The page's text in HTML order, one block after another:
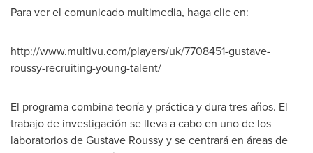
Para ver el comunicado multimedia, haga clic en:
http://www.multivu.com/players/uk/7708451-gustave-
roussy-recruiting-young-talent/
El programa combina teoría y práctica y dura tres años. El
trabajo de investigación se lleva a cabo en uno de los
laboratorios deGustave Roussyy se centrará en áreas de